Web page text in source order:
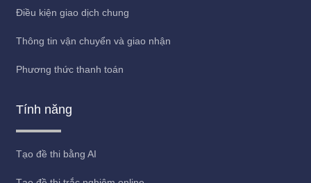
Điều kiện giao dịch chung
Thông tin vận chuyển và giao nhận
Phương thức thanh toán
Tính năng
Tạo đề thi bằng AI